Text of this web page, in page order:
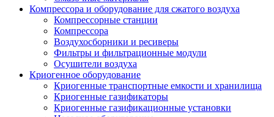
Компрессора и оборудование для сжатого воздуха
Компрессорные станции
Компрессора
Воздухосборники и ресиверы
Фильтры и фильтрационные модули
Осушители воздуха
Криогенное оборудование
Криогенные транспортные емкости и хранилища
Криогенные газификаторы
Криогенные газификационные установки